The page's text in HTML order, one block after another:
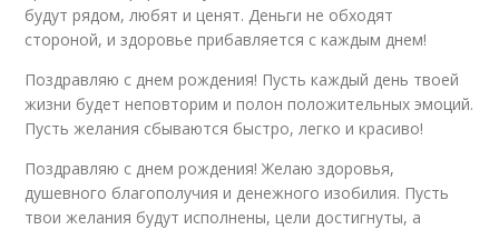
будут рядом, любят и ценят. Деньги не обходят
стороной, и здоровье прибавляется с каждым днем!
Поздравляю с днем рождения! Пусть каждый день твоей
жизни будет неповторим и полон положительных эмоций.
Пусть желания сбываются быстро, легко и красиво!
Поздравляю с днем рождения! Желаю здоровья,
душевного благополучия и денежного изобилия. Пусть
твои желания будут исполнены, цели достигнуты, а